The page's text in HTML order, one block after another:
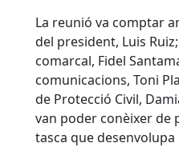
La reunió va comptar
del president, Luis
comarcal, Fidel
comunicacions, Toni
de Protecció Civil,
van poder conèixer de
tasca que desenvolupa